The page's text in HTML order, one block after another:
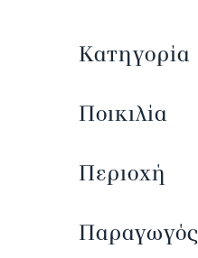
Κατηγορία
Ποικιλία
Περιοχή
Παραγωγός